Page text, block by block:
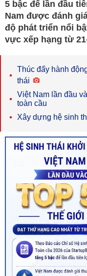
5 bậc để lần đầu
Nam được đánh
độ phát triển nổi
vực xếp hạng từ
Thúc đẩy hành
thái
Việt Nam lần đầu
toàn cầu
Xây dựng hệ sinh